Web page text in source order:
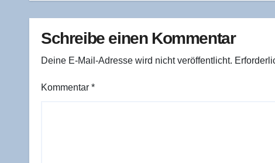
Schreibe einen Kommentar
Deine E-Mail-Adresse wird nicht veröffentlicht.
Kommentar *